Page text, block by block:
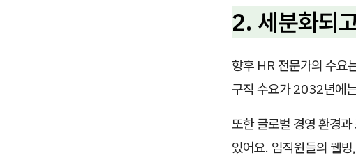
2. 세분화되
향후 HR 전문가의 수요
구직 수요가 2032년에
또한 글로벌 경영 환경
있어요. 임직원들의 웰